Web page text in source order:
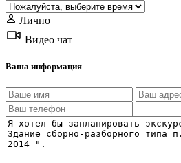
Лично
Видео чат
Ваша информация